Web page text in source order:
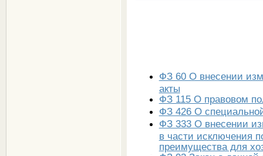
ФЗ 60 О внесении
акты
ФЗ 115 О правовом
ФЗ 426 О
ФЗ 333 О внесении
в части исключения
преимущества для